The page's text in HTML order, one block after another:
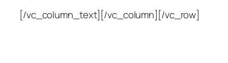
[/vc_column_text][/vc_column][/vc_row]